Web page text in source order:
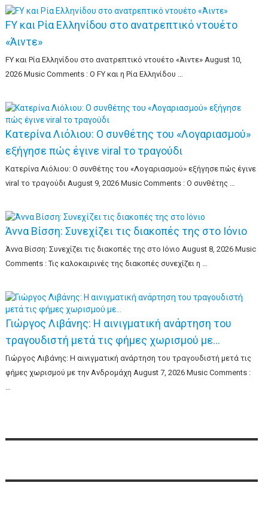
FY και Ρία Ελληνίδου στο ανατρεπτικό ντουέτο
«Άιντε»
FY και Ρία Ελληνίδου στο ανατρεπτικό ντουέτο «Άιντε» August 10,
2026 Music Comments : Ο FY και η Ρία Ελληνίδου …
Κατερίνα Λιόλιου: Ο συνθέτης του «Λογαριασμού»
εξήγησε πώς έγινε viral το τραγούδι
Κατερίνα Λιόλιου: Ο συνθέτης του «Λογαριασμού» εξήγησε πώς έγινε
viral το τραγούδι August 9, 2026 Music Comments : Ο συνθέτης …
Άννα Βίσση: Συνεχίζει τις διακοπές της στο Ιόνιο
Άννα Βίσση: Συνεχίζει τις διακοπές της στο Ιόνιο August 8, 2026 Music
Comments : Τις καλοκαιρινές της διακοπές συνεχίζει η …
Γιώργος Λιβάνης: Η αινιγματική ανάρτηση του
τραγουδιστή μετά τις φήμες χωρισμού με…
Γιώργος Λιβάνης: Η αινιγματική ανάρτηση του τραγουδιστή μετά τις
φήμες χωρισμού με την Ανδρομάχη August 7, 2026 Music Comments :